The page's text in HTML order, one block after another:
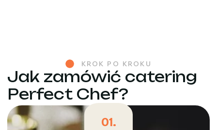
KROK PO KROKU
Jak zamówić catering
Perfect Chef?
01.